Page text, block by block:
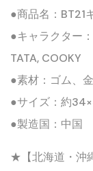
●商品名：BT21
●キャラクター
TATA, COOKY
●素材：ゴム、
●サイズ：約
●製造国：中国
★【北海道・沖